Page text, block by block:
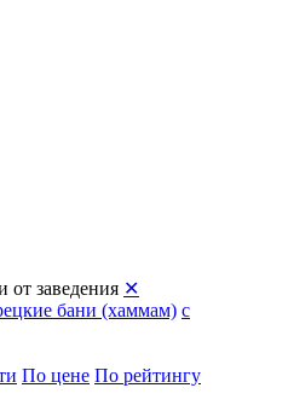
от заведения ✕
бани (хаммам) с
По цене По рейтингу